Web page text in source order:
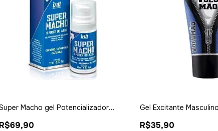
Macho gel Potencializador
R$69,90
Gel Excitante
R$35,90